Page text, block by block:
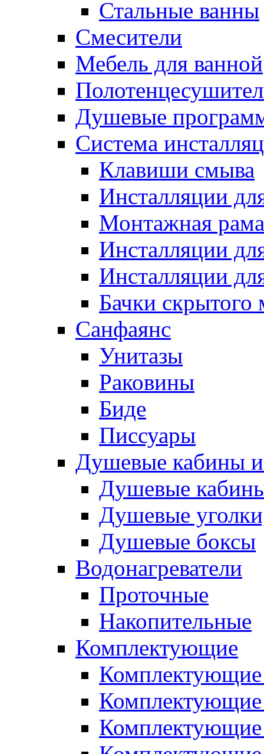
Стальные ванны
Смесители
Мебель для ванной
Душевые
Система
Клавиши смыва
Инсталляции
Монтажная
Инсталляции
Инсталляции
Бачки скрытого
Санфаянс
Унитазы
Раковины
Биде
Писсуары
Душевые кабины и
Душевые
Душевые
Душевые боксы
Водонагреватели
Проточные
Накопительные
Комплектующие
Комплектующие
Комплектующие